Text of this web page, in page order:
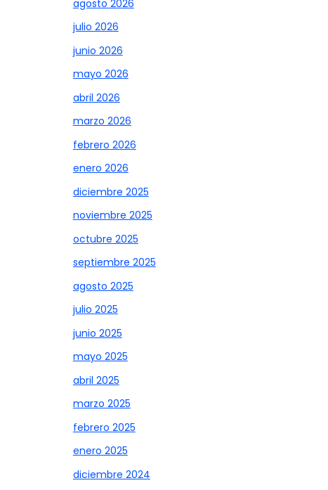
agosto 2026
julio 2026
junio 2026
mayo 2026
abril 2026
marzo 2026
febrero 2026
enero 2026
diciembre 2025
noviembre 2025
octubre 2025
septiembre 2025
agosto 2025
julio 2025
junio 2025
mayo 2025
abril 2025
marzo 2025
febrero 2025
enero 2025
diciembre 2024